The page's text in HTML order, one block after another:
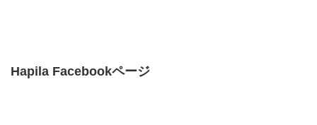
Hapila Facebookページ